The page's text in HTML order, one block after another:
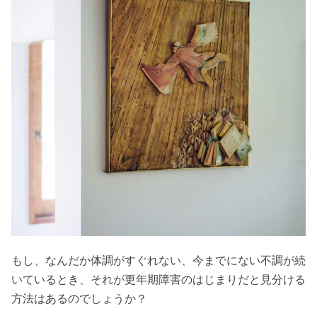
もし、なんだか体調がすぐれない、今までにない不調が続
いているとき、それが更年期障害のはじまりだと見分ける
方法はあるのでしょうか？